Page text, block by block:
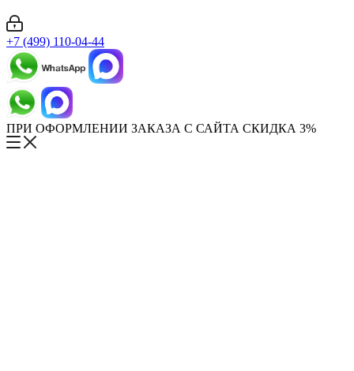
+7 (499) 110-04-44
ПРИ ОФОРМЛЕНИИ ЗАКАЗА С САЙТА СКИДКА 3%